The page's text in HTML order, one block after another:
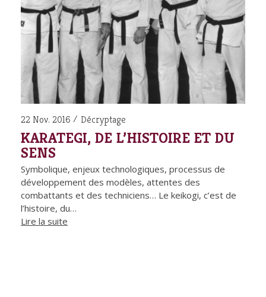
22 Nov. 2016 Décryptage
KARATEGI, DE L’HISTOIRE ET DU
SENS
Symbolique, enjeux technologiques, processus de
développement des modèles, attentes des
combattants et des techniciens… Le keikogi, c’est de
l’histoire, du…
Lire la suite